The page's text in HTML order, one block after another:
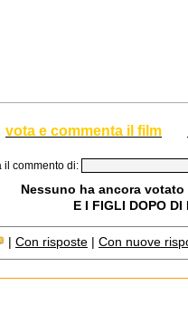
vota e commenta il film
il commento di:
Nessuno ha ancora votato
E I FIGLI DOPO DI
| Con risposte | Con nuove